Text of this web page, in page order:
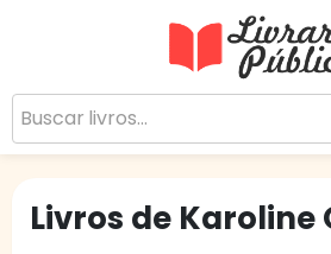
Sua Biblioteca
Livros de Karoline